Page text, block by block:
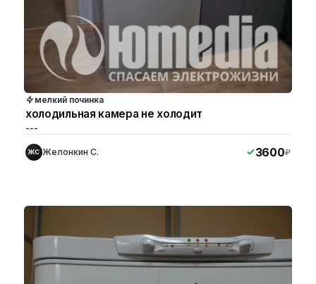
мелкий починка
холодильная камера не холодит
---
ЖС Желонкин С. 3600₽